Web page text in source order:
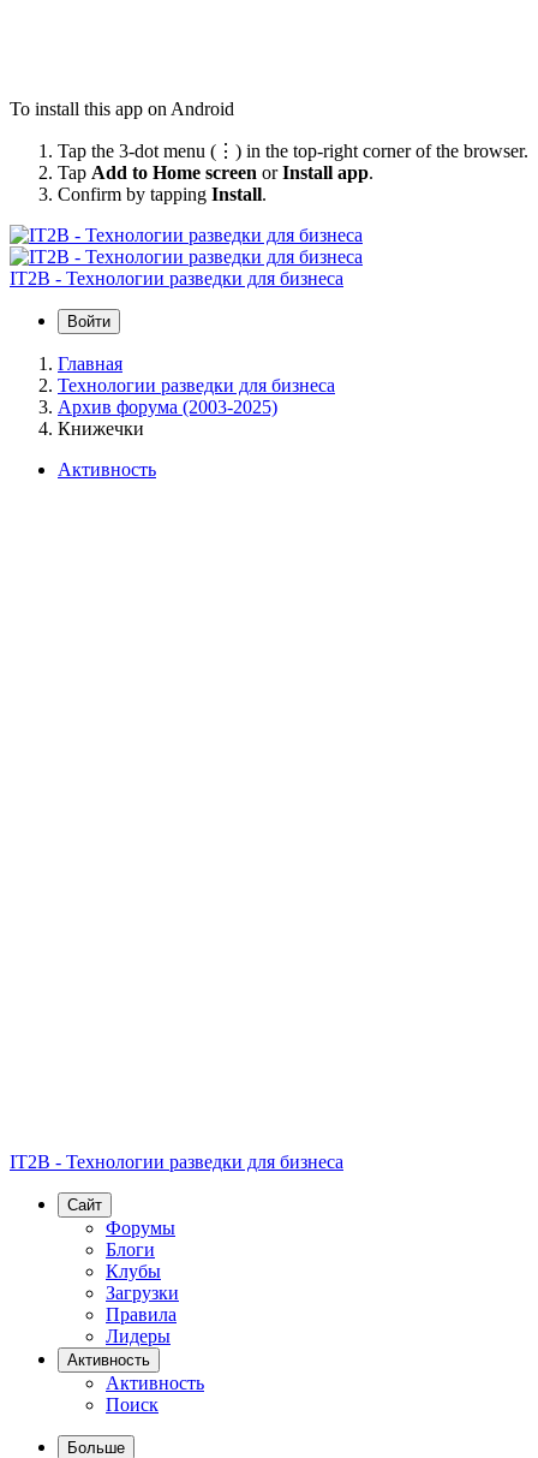
To install this app on Android
Tap the 3-dot menu (⋮) in the top-right corner of the browser.
Tap Add to Home screen orInstall app.
Confirm by tapping Install.
IT2B - Технологии разведки для бизнеса
Войти
Главная
Технологии разведки для бизнеса
Архив форума (2003-2025)
Книжечки
Активность
IT2B - Технологии разведки для бизнеса
Сайт
Форумы
Блоги
Клубы
Загрузки
Правила
Лидеры
Активность
Активность
Поиск
Больше